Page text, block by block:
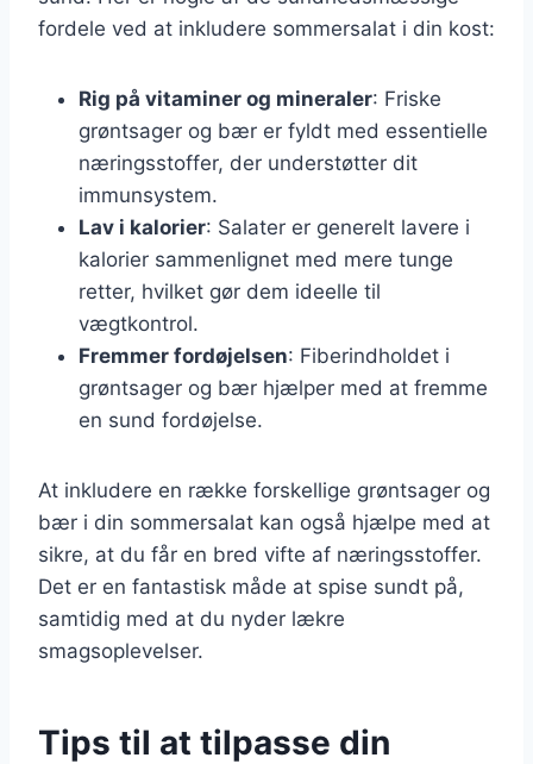
fordele ved at inkludere sommersalat i din kost:
Rig på vitaminer og mineraler: Friske
grøntsager og bær er fyldt med essentielle
næringsstoffer, der understøtter dit
immunsystem.
Lav i kalorier: Salater er generelt lavere i
kalorier sammenlignet med mere tunge
retter, hvilket gør dem ideelle til
vægtkontrol.
Fremmer fordøjelsen: Fiberindholdet i
grøntsager og bær hjælper med at fremme
en sund fordøjelse.
At inkludere en række forskellige grøntsager og
bær i din sommersalat kan også hjælpe med at
sikre, at du får en bred vifte af næringsstoffer.
Det er en fantastisk måde at spise sundt på,
samtidig med at du nyder lækre
smagsoplevelser.
Tips til at tilpasse din